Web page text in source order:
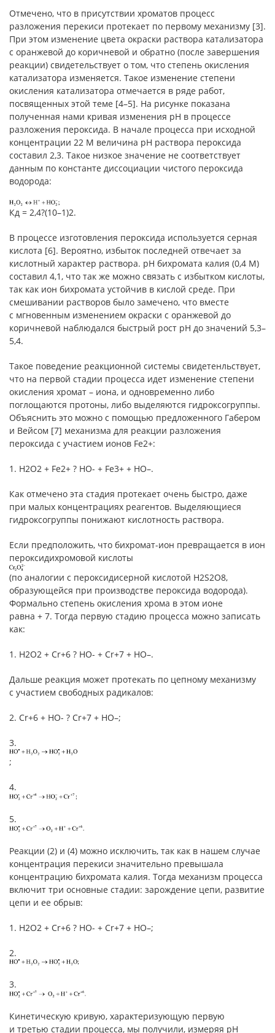
Отмечено, что в присутствии хроматов процесс
разложения перекиси протекает по первому механизму [3].
При этом изменение цвета окраски раствора катализатора
с оранжевой до коричневой и обратно (после завершения
реакции) свидетельствует о том, что степень окисления
катализатора изменяется. Такое изменение степени
окисления катализатора отмечается в ряде работ,
посвященных этой теме [4–5]. На рисунке показана
полученная нами кривая изменения рН в процессе
разложения пероксида. В начале процесса при исходной
концентрации 22 М величина рН раствора пероксида
составил 2,3. Такое низкое значение не соответствует
данным по константе диссоциации чистого пероксида
водорода:
Кд = 2,4?(10–1)2.
В процессе изготовления пероксида используется серная
кислота [6]. Вероятно, избыток последней отвечает за
кислотный характер раствора. рН бихромата калия (0,4 М)
составил 4,1, что так же можно связать с избытком кислоты,
так как ион бихромата устойчив в кислой среде. При
смешивании растворов было замечено, что вместе
с мгновенным изменением окраски с оранжевой до
коричневой наблюдался быстрый рост рН до значений 5,3–
5,4.
Такое поведение реакционной системы свидетенльствует,
что на первой стадии процесса идет изменение степени
окисления хромат – иона, и одновременно либо
поглощаются протоны, либо выделяются гидроксогруппы.
Объяснить это можно с помощью предложенного Габером
и Вейсом [7] механизма для реакции разложения
пероксида с участием ионов Fe2+:
1. Н2О2 + Fe2+ ? НО- + Fe3+ + НО–.
Как отмечено эта стадия протекает очень быстро, даже
при малых концентрациях реагентов. Выделяющиеся
гидроксогруппы понижают кислотность раствора.
Если предположить, что бихромат-ион превращается в ион
пероксидихромовой кислоты
(по аналогии с пероксидисерной кислотой Н2S2O8,
образующейся при производстве пероксида водорода).
Формально степень окисления хрома в этом ионе
равна + 7. Тогда первую стадию процесса можно записать
как:
1. Н2О2 + Cr+6 ? НО- + Cr+7 + НО–.
Дальше реакция может протекать по цепному механизму
с участием свободных радикалов:
2. Cr+6 + НО- ? Cr+7 + НО–;
3.
;
4.
5.
Реакции (2) и (4) можно исключить, так как в нашем случае
концентрация перекиси значительно превышала
концентрацию бихромата калия. Тогда механизм процесса
включит три основные стадии: зарождение цепи, развитие
цепи и ее обрыв:
1. Н2О2 + Cr+6 ? НО- + Cr+7 + НО–;
2.
3.
Кинетическую кривую, характеризующую первую
и третью стадии процесса, мы получили, измеряя рН